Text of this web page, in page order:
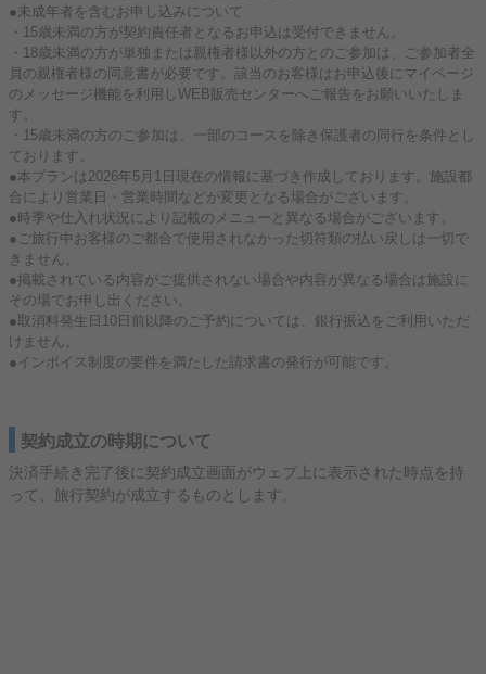
●未成年者を含むお申し込みについて
・15歳未満の方が契約責任者となるお申込は受付できません。
・18歳未満の方が単独または親権者様以外の方とのご参加は、ご参加者全
員の親権者様の同意書が必要です。該当のお客様はお申込後にマイページ
のメッセージ機能を利用しWEB販売センターへご報告をお願いいたしま
す。
・15歳未満の方のご参加は、一部のコースを除き保護者の同行を条件とし
ております。
●本プランは2026年5月1日現在の情報に基づき作成しております。施設都
合により営業日・営業時間などが変更となる場合がございます。
●時季や仕入れ状況により記載のメニューと異なる場合がございます。
●ご旅行中お客様のご都合で使用されなかった切符類の払い戻しは一切で
きません。
●掲載されている内容がご提供されない場合や内容が異なる場合は施設に
その場でお申し出ください。
●取消料発生日10日前以降のご予約については、銀行振込をご利用いただ
けません。
●インボイス制度の要件を満たした請求書の発行が可能です。
契約成立の時期について
決済手続き完了後に契約成立画面がウェブ上に表示された時点を持
って、旅行契約が成立するものとします。